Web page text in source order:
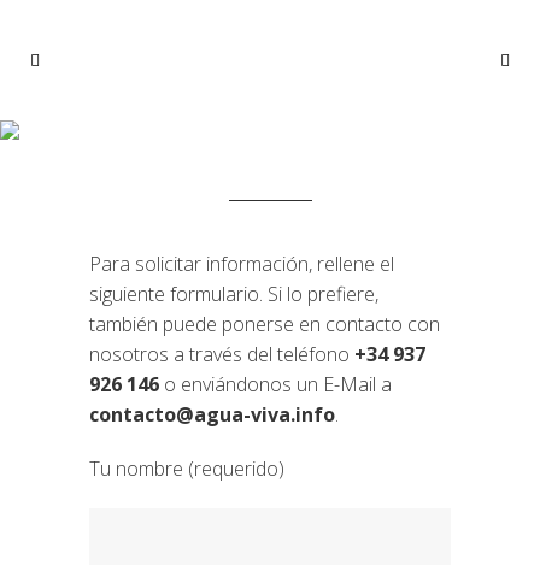
Para solicitar información, rellene el
siguiente formulario. Si lo prefiere,
también puede ponerse en contacto con
nosotros a través del teléfono +34 937
926 146 o enviándonos un E-Mail a
contacto@agua-viva.info.
Tu nombre (requerido)